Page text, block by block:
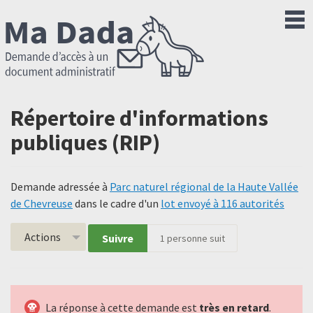
Répertoire d'informations
publiques (RIP)
Demande adressée à Parc naturel régional de la Haute Vallée
de Chevreuse dans le cadre d'un lot envoyé à 116 autorités
Actions Suivre 1 personne suit
La réponse à cette demande est très en retard.